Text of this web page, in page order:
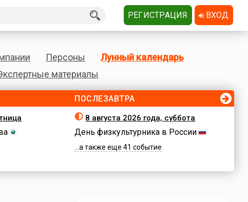
Персоны
Лунный календарь
материалы
ПОСЛЕЗАВТРА
8 августа 2026 года, суббота
День физкультурника в России
...а также еще 41 событие
РЕГИСТРАЦИЯ ВХОД